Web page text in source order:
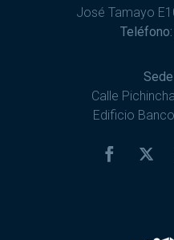
José Tamayo
Teléfono:
Calle
Edificio